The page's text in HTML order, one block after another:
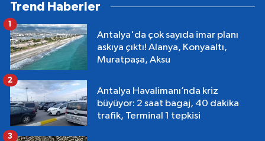
Trend Haberler
Antalya'da çok sayıda imar planı
askıya çıktı! Alanya, Konyaaltı,
Muratpaşa, Aksu
1
Antalya Havalimanı’nda kriz
büyüyor: 2 saat bagaj, 40 dakika
trafik, Terminal 1 tepkisi
2
3